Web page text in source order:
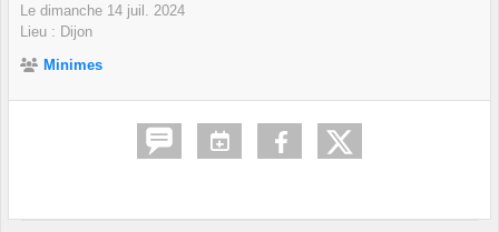
Le dimanche 14 juil.
2024
Lieu : Dijon
Minimes